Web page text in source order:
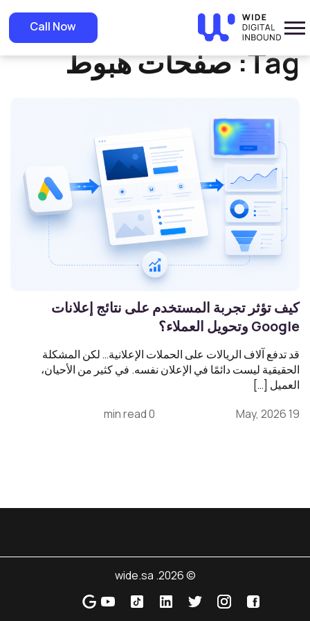
Call Now Home
» صفحات هبوط
Tag: صفحات هبوط
كيف تؤثر تجربة المستخدم على نتائج إعلانات
Google وتحويل العملاء؟
قد تدفع آلاف الريالات على الحملات الإعلانية… لكن المشكلة
الحقيقية ليست دائمًا في الإعلان نفسه. في كثير من الأحيان،
العميل […]
19 May, 2026
0 min read
© 2026. wide.sa